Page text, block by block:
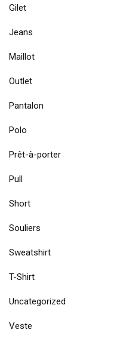
Gilet
Jeans
Maillot
Outlet
Pantalon
Polo
Prêt-à-porter
Pull
Short
Souliers
Sweatshirt
T-Shirt
Uncategorized
Veste